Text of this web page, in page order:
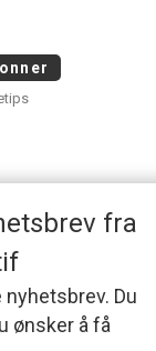
fra
Du
ønsker å få